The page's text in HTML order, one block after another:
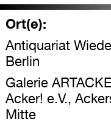
Ort(e):
Antiquariat
Berlin
Galerie
Acker! e.V.,
Mitte